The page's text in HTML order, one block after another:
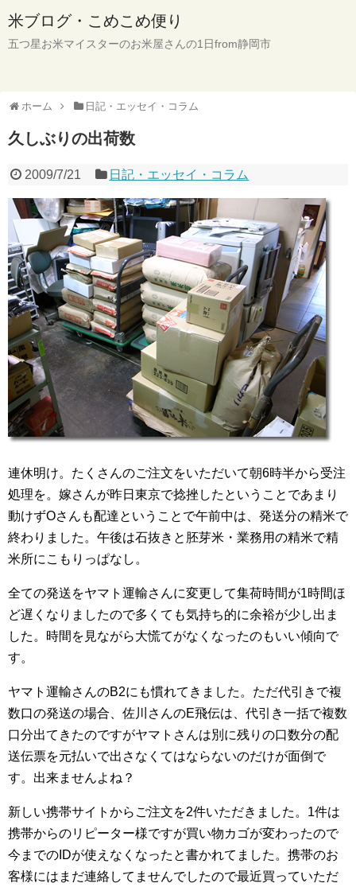
米ブログ・こめこめ便り
五つ星お米マイスターのお米屋さんの1日from静岡市
ホーム 日記・エッセイ・コラム
久しぶりの出荷数
2009/7/21 日記・エッセイ・コラム
連休明け。たくさんのご注文をいただいて朝6時半から受注
処理を。嫁さんが昨日東京で捻挫したということであまり
動けずOさんも配達ということで午前中は、発送分の精米で
終わりました。午後は石抜きと胚芽米・業務用の精米で精
米所にこもりっぱなし。
全ての発送をヤマト運輸さんに変更して集荷時間が1時間ほ
ど遅くなりましたので多くても気持ち的に余裕が少し出ま
した。時間を見ながら大慌てがなくなったのもいい傾向で
す。
ヤマト運輸さんのB2にも慣れてきました。ただ代引きで複
数口の発送の場合、佐川さんのE飛伝は、代引き一括で複数
口分出てきたのですがヤマトさんは別に残りの口数分の配
送伝票を元払いで出さなくてはならないのだけが面倒で
す。出来ませんよね？
新しい携帯サイトからご注文を2件いただきました。1件は
携帯からのリピーター様ですが買い物カゴが変わったので
今までのIDが使えなくなったと書かれてました。携帯のお
客様にはまだ連絡してませんでしたので最近買っていただ